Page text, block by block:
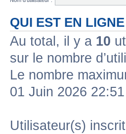
QUI EST EN
Au total, il y a 10
sur le nombre
Le nombre
01 Juin 2026 22:51
Utilisateur(s)